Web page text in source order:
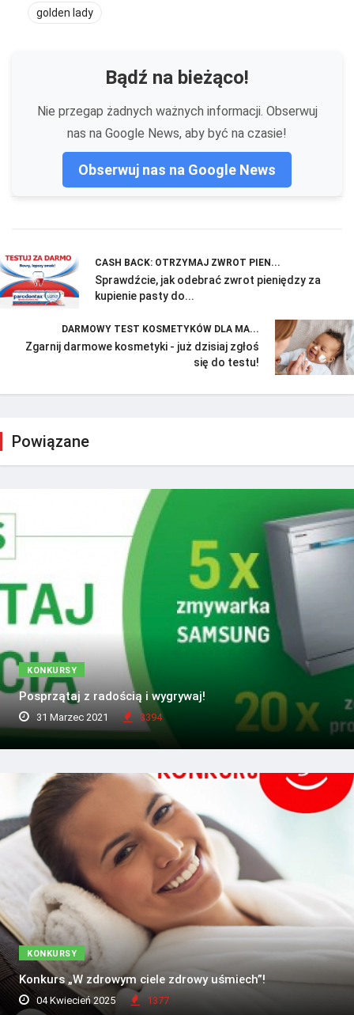
golden lady
Bądź na bieżąco!
Nie przegap żadnych ważnych informacji. Obserwuj
nas na Google News, aby być na czasie!
Obserwuj nas na Google News
CASH BACK: OTRZYMAJ ZWROT PIEN...
Sprawdźcie, jak odebrać zwrot pieniędzy za
kupienie pasty do...
DARMOWY TEST KOSMETYKÓW DLA MA...
Zgarnij darmowe kosmetyki - już dzisiaj zgłoś
się do testu!
Powiązane
KONKURSY
Posprzątaj z radością i wygrywaj!
31 Marzec 2021 3394
KONKURSY
Konkurs „W zdrowym ciele zdrowy uśmiech”!
04 Kwiecień 2025 1377